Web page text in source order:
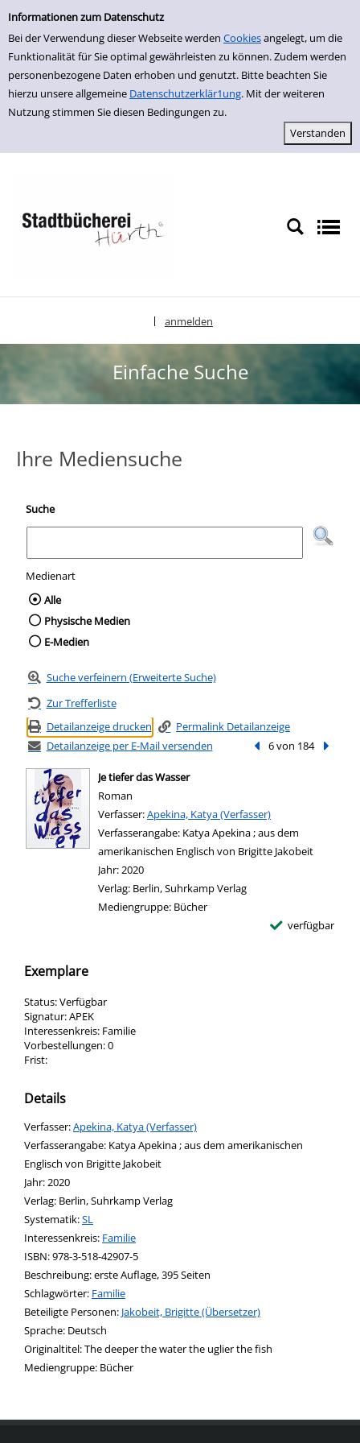
Einfache Suche
Informationen zum Datenschutz
Bei der Verwendung dieser Webseite werden Cookiesangelegt, um die
Funktionalität für Sie optimal gewährleisten zu können. Zudem werden
personenbezogene Daten erhoben und genutzt. Bitte beachten Sie
hierzu unsere allgemeine Datenschutzerklär1ung. Mit der weiteren
Nutzung stimmen Sie diesen Bedingungen zu.
zur Navigation springen
zum Inhalt springen
Zur Detailanzeige springen
anmelden
Einfache Suche
Ihre Mediensuche
Suche
Medienart
Wählen Sie die Medienart nach der Sie
Alle
Physische Medien
E-Medien
Suche verfeinern (Erweiterte Suche)
Zur Trefferliste
Detailanzeige drucken
Permalink Detailanzeige
Detailanzeige per E-Mail versenden
Vorheriger Treffer
6 von 184
Je tiefer das Wasser
Roman
Verfasser:Suche nach diesem Verfasser
Apekina, Katya (Verfasser)
Verfasserangabe: Katya Apekina ; aus dem
amerikanischen Englisch von Brigitte Jakobeit
Jahr:2020
Verlag: Berlin, Suhrkamp Verlag
Mediengruppe: Bücher
verfügbar
Exemplare
Status:Verfügbar
Signatur:APEK
Interessenkreis: Familie
Vorbestellungen:0
Frist:
Details
Verfasser:Suche nach diesem Verfasser
Apekina, Katya (Verfasser)
Verfasserangabe: Katya Apekina ; aus dem amerikanischen
Englisch von Brigitte Jakobeit
Jahr:2020
Verlag: Berlin, Suhrkamp Verlag
opens in new tab
Diesen Link in neuem Tab öffnen
Systematik:Suche nach dieser Systematik
SL
Interessenkreis: Suche nach diesem Interessenskreis
Familie
ISBN:978-3-518-42907-5
Beschreibung:erste Auflage, 395 Seiten
Schlagwörter: Familie
Beteiligte Personen: Suche nach dieser Beteiligten Person
Jakobeit, Brigitte (Übersetzer)
Sprache: Deutsch
Originaltitel:The deeper the water the uglier the fish
Mediengruppe: Bücher